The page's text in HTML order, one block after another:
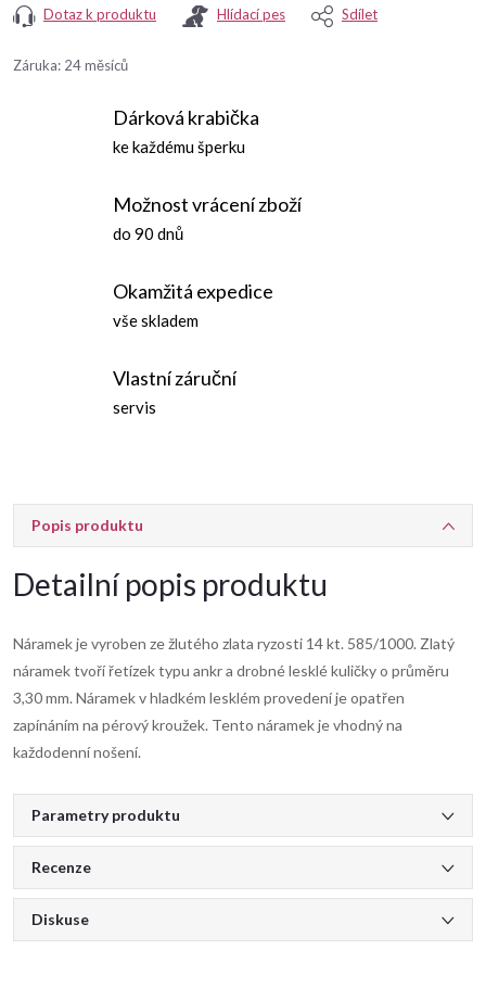
Dotaz k produktu Hlídací pes Sdílet
Záruka: 24 měsíců
Dárková krabička
ke každému šperku
Možnost vrácení zboží
do 90 dnů
Okamžitá expedice
vše skladem
Vlastní záruční
servis
Popis produktu
Detailní popis produktu
Náramek je vyroben ze žlutého zlata ryzosti 14 kt. 585/1000. Zlatý
náramek tvoří řetízek typu ankr a drobné lesklé kuličky o průměru
3,30 mm. Náramek v hladkém lesklém provedení je opatřen
zapínáním na pérový kroužek. Tento náramek je vhodný na
každodenní nošení.
Parametry produktu
Recenze
Diskuse